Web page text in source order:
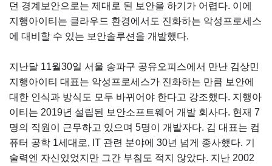
던 경계보안으로는 제대로 된 보안을 하기가 어렵다. 이에
지행아이티는 클라우드 환경에서도 진화하는 악성프로세스
에 대비할 수 있는 보안솔루션을 개발했다.
지난달 11월30일 서울 송파구 공유오피스에서 만난 김상민
지행아이티 대표는 악성프로세스가 진화하는 만큼 보안에
대한 인식과 방식도 모두 바뀌어야 한다고 강조했다. 지행아
이티는 2019년 설립된 보안소프트웨어 개발 회사다. 현재 7
명의 직원이 근무하고 있으며 5명이 개발자다. 김 대표는 컴
퓨터 공학 1세대로, IT 관련 분야에 30년 넘게 종사했다. 기
술력엔 자신있었지만 그간 부침도 적지 않았다. 지난 2002